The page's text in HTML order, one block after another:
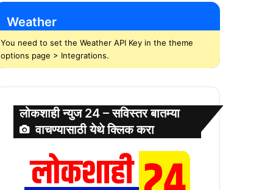
Weather
You need to set the Weather API Key in the theme
options page > Integrations.
लोकशाही न्युज 24 – सविस्तर बातम्या
वाचण्यासाठी येथे क्लिक करा